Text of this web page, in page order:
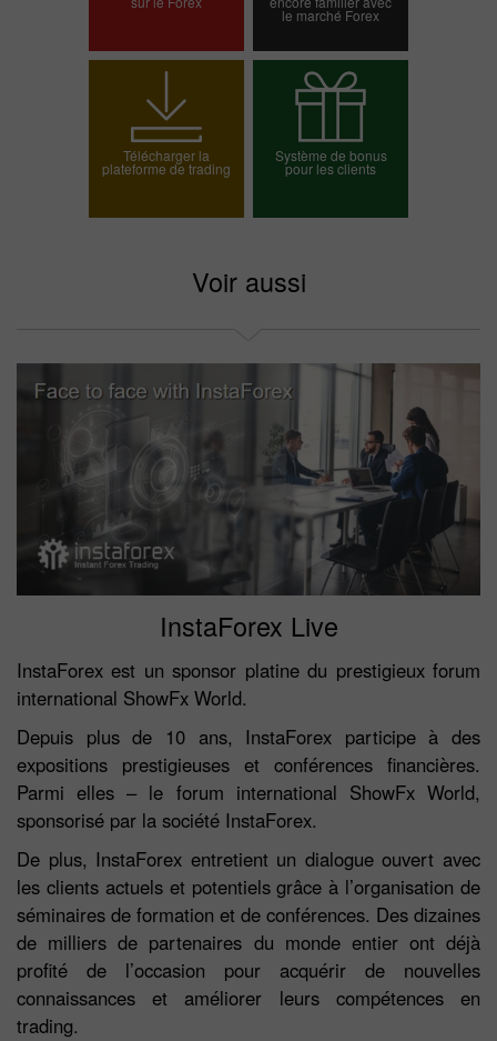
le marché Forex
Ouvrir un compte
démo
Télécharger la
plateforme de trading
Système de bonus
pour les clients
Voir aussi
InstaForex Live
InstaForex est un sponsor platine du prestigieux forum
international ShowFx World.
Depuis plus de 10 ans, InstaForex participe à des
expositions prestigieuses et conférences financières.
Parmi elles – le forum international ShowFx World,
sponsorisé par la société InstaForex.
De plus, InstaForex entretient un dialogue ouvert avec
les clients actuels et potentiels grâce à l’organisation de
séminaires de formation et de conférences. Des dizaines
de milliers de partenaires du monde entier ont déjà
profité de l’occasion pour acquérir de nouvelles
connaissances et améliorer leurs compétences en
trading.